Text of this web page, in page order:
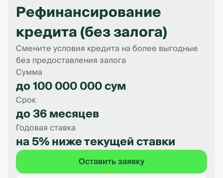
Рефинансирование
кредита (без залога)
Смените условия кредита на более выгодные
без предоставления залога
Сумма
до 100 000 000 сум
Срок
до 36 месяцев
Годовая ставка
на 5% ниже текущей ставки
Оставить заявку